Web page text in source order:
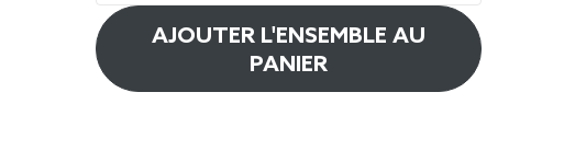
AJOUTER L'ENSEMBLE AU
PANIER